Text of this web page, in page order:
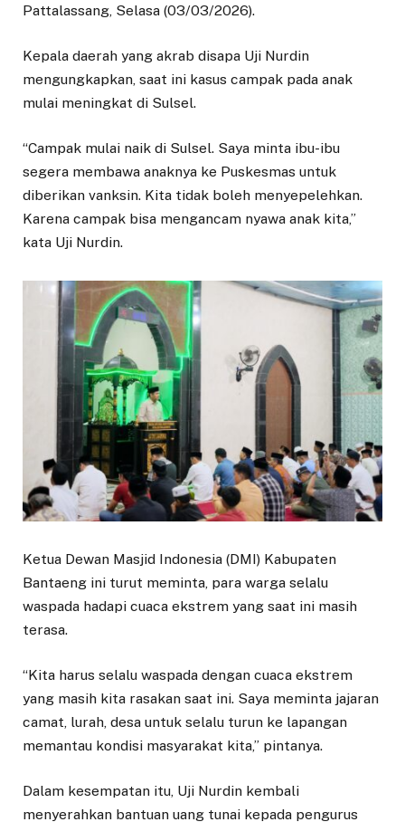
Pattalassang, Selasa (03/03/2026).
Kepala daerah yang akrab disapa Uji Nurdin
mengungkapkan, saat ini kasus campak pada anak
mulai meningkat di Sulsel.
“Campak mulai naik di Sulsel. Saya minta ibu-ibu
segera membawa anaknya ke Puskesmas untuk
diberikan vanksin. Kita tidak boleh menyepelehkan.
Karena campak bisa mengancam nyawa anak kita,”
kata Uji Nurdin.
Ketua Dewan Masjid Indonesia (DMI) Kabupaten
Bantaeng ini turut meminta, para warga selalu
waspada hadapi cuaca ekstrem yang saat ini masih
terasa.
“Kita harus selalu waspada dengan cuaca ekstrem
yang masih kita rasakan saat ini. Saya meminta jajaran
camat, lurah, desa untuk selalu turun ke lapangan
memantau kondisi masyarakat kita,” pintanya.
Dalam kesempatan itu, Uji Nurdin kembali
menyerahkan bantuan uang tunai kepada pengurus